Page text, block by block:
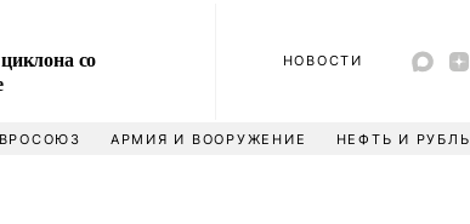
со
НОВОСТИ
АРМИЯ И ВООРУЖЕНИЕ НЕФТЬ И РУБЛЬ